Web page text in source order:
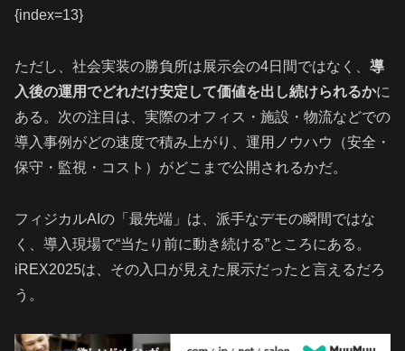
{index=13}
ただし、社会実装の勝負所は展示会の4日間ではなく、 導
入後の運用でどれだけ安定して価値を出し続けられるかに
ある。次の注目は、実際のオフィス・施設・物流などでの
導入事例がどの速度で積み上がり、運用ノウハウ（安全・
保守・監視・コスト）がどこまで公開されるかだ。
フィジカルAIの「最先端」は、派手なデモの瞬間ではな
く、導入現場で“当たり前に動き続ける”ところにある。
iREX2025は、その入口が見えた展示だったと言えるだろ
う。